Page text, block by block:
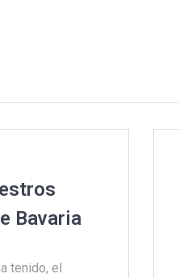
Bavaria
tenido, el